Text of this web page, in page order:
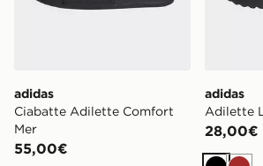
adidas
Ciabatte Adilette Comfort
Mer
55,00€
adidas
Adilette
28,00€